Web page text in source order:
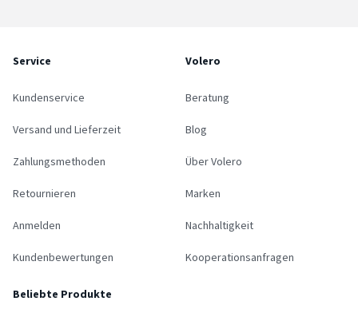
Service
Kundenservice
Versand und Lieferzeit
Zahlungsmethoden
Retournieren
Anmelden
Kundenbewertungen
Volero
Beratung
Blog
Über Volero
Marken
Nachhaltigkeit
Kooperationsanfragen
Beliebte Produkte